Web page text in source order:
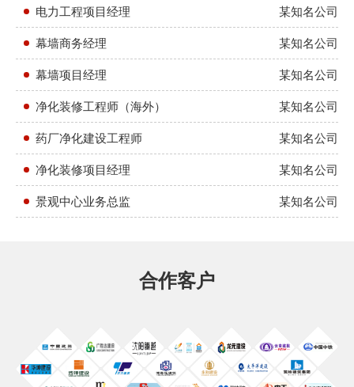
电力工程项目经理
某知名公司
幕墙商务经理
某知名公司
幕墙项目经理
某知名公司
净化装修工程师（海外）
某知名公司
药厂净化建设工程师
某知名公司
净化装修项目经理
某知名公司
景观中心业务总监
某知名公司
合作客户